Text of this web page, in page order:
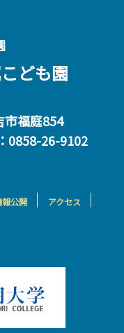
ども園
市福庭854
0858-26-9102
報公開
アクセス